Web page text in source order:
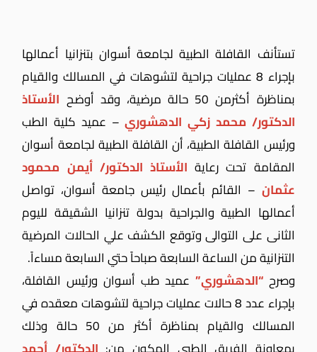
تستأنف القافلة الطبية لجامعة أسوان بتنزانيا أعمالها
بإجراء 8 عمليات جراحية لتشوهات في المسالك والقيام
بمناظرة أكثرمن 50 حالة مرضية، وقد أوضح
الأستاذ
الدكتور/ محمد زكي الدهشوري– عميد كلية الطب
ورئيس القافلة الطبية، أن القافلة الطبية لجامعة أسوان
المقامة تحت رعاية الأستاذ الدكتور/ أيمن محمود
عثمان – القائم بأعمال رئيس جامعة أسوان، تواصل
أعمالها الطبية والجراحية بدولة تنزانيا الشقيقة لليوم
الثانى على التوالى وتوقع الكشف علي الحالات المرضية
التنزانية من الساعة السابعة صباحاً حتي السابعة مساءاً.
وصرح “الدهشوري” عميد طب أسوان ورئيس القافلة،
بإجراء عدد 8 حالات عمليات جراحية لتشوهات معقده في
المسالك والقيام بمناظرة أكثر من 50 حالة وذلك